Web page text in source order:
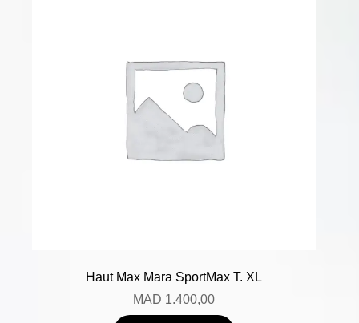
Haut Max Mara SportMax T. XL
MAD 1.400,00